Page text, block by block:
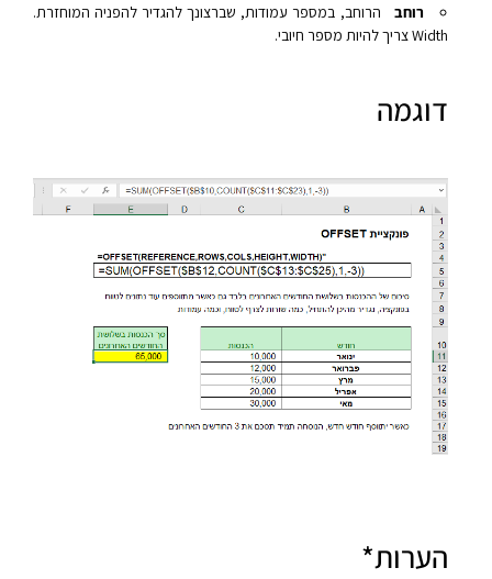
רוחב הרוחב, במספר עמודות, שברצונך להגדיר להפניה המוחזרת.
Width צריך להיות מספר חיובי.
דוגמה
הערות*